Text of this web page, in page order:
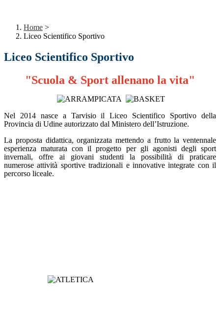
Home >
Liceo Scientifico Sportivo
Liceo Scientifico Sportivo
"Scuola & Sport allenano la vita"
Nel 2014 nasce a Tarvisio ilLiceo Scientifico Sportivo della
Provincia di Udine autorizzato dal Ministero dell’Istruzione.
La proposta didattica, organizzata mettendo a frutto la ventennale
esperienza maturata con il progetto per gli agonisti degli sport
invernali, offre ai giovani studenti la possibilità di praticare
numerose attività sportive tradizionali e innovative integrate con il
percorso liceale.